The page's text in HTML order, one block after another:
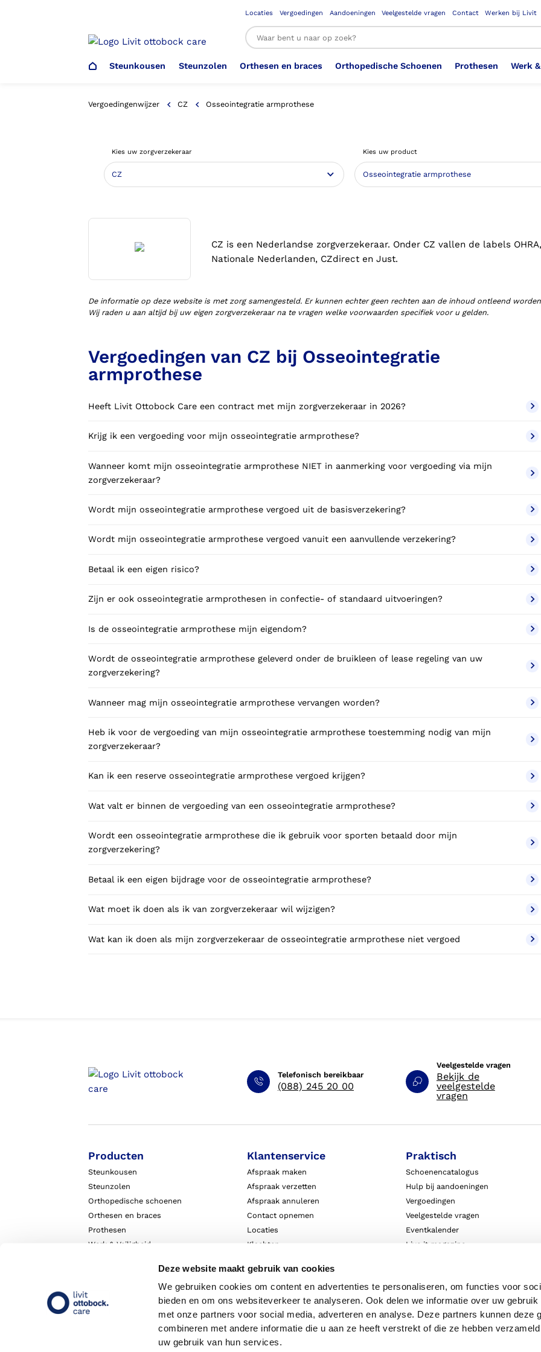
Deze website maakt gebruik van cookies
We gebruiken cookies om content en advertenties te personaliseren, om functies voor
bieden en om ons websiteverkeer te analyseren. Ook delen we informatie over uw
met onze partners voor social media, adverteren en analyse. Deze partners kunnen deze
combineren met andere informatie die u aan ze heeft verstrekt of die ze hebben
uw gebruik van hun services.
Locaties Vergoedingen Aandoeningen Veelgestelde vragen Contact Werken bij Livit
Steunkousen
Steunkousen (klasse 1)
Kousen (klasse 2)
Aantrekhulpen
Steunzolen
Steunzolen 3D geprinte steunzolen
Voetdrukmeting
Orthesen en braces
Arm Elleboog Been Knie
Heup Bekken Lies Hoofd Nek
Orthopedische Schoenen
Schoenencatalogus Orthopedische Schoenen OSA
Ambulo Badschoenen
schoenen (VLOS)
Prothesen
Armprothese Bovenbeenprothese
Elleboogprothese Hand & Vinger prothese
Onderbeenprothese
Werk
Werkgever
Werknemer
Vergoedingenwijzer CZ Osseointegratie armprothese
Kies uw zorgverzekeraar Kies uw product
CZ is een Nederlandse zorgverzekeraar. Onder CZ vallen de labels OHRA,
Nationale Nederlanden, CZdirect en Just.
De informatie op deze website is met zorg samengesteld. Er kunnen echter geen rechten aan de inhoud ontleend
Wij raden u aan altijd bij uw eigen zorgverzekeraar na te vragen welke voorwaarden specifiek voor u gelden.
Vergoedingen van CZ bij Osseointegratie
armprothese
Heeft Livit Ottobock Care een contract met mijn zorgverzekeraar in 2026?
Krijg ik een vergoeding voor mijn osseointegratie armprothese?
Wanneer komt mijn osseointegratie armprothese NIET in aanmerking voor vergoeding via mijn
zorgverzekeraar?
Wordt mijn osseointegratie armprothese vergoed uit de basisverzekering?
Wordt mijn osseointegratie armprothese vergoed vanuit een aanvullende verzekering?
Betaal ik een eigen risico?
Zijn er ook osseointegratie armprothesen in confectie- of standaard uitvoeringen?
Is de osseointegratie armprothese mijn eigendom?
Wordt de osseointegratie armprothese geleverd onder de bruikleen of lease regeling van uw
zorgverzekering?
Wanneer mag mijn osseointegratie armprothese vervangen worden?
Heb ik voor de vergoeding van mijn osseointegratie armprothese toestemming nodig van mijn
zorgverzekeraar?
Kan ik een reserve osseointegratie armprothese vergoed krijgen?
Wat valt er binnen de vergoeding van een osseointegratie armprothese?
Wordt een osseointegratie armprothese die ik gebruik voor sporten betaald door mijn
zorgverzekering?
Betaal ik een eigen bijdrage voor de osseointegratie armprothese?
Wat moet ik doen als ik van zorgverzekeraar wil wijzigen?
Wat kan ik doen als mijn zorgverzekeraar de osseointegratie armprothese niet vergoed
Telefonisch bereikbaar
(088) 245 20 00
Veelgestelde vragen
Bekijk de
veelgestelde
vragen
Producten
Steunkousen
Steunzolen
Orthopedische schoenen
Orthesen en braces
Prothesen
Werk & Veiligheid
Klantenservice
Afspraak maken
Afspraak verzetten
Afspraak annuleren
Contact opnemen
Locaties
Klachten
Praktisch
Schoenencatalogus
Hulp bij aandoeningen
Vergoedingen
Veelgestelde vragen
Eventkalender
Live it magazine
Algemene voorwaarden
Privacy